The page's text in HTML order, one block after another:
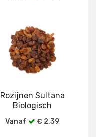
Rozijnen Sultana
Biologisch
Vanaf € 2,39